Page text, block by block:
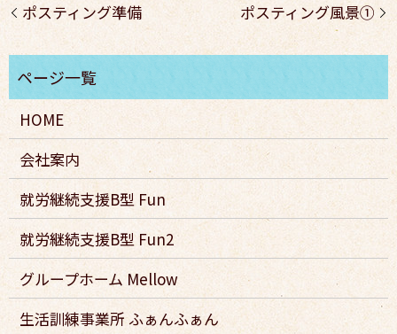
ポスティング準備 ポスティング風景①
HOME
会社案内
就労継続支援B型 Fun
就労継続支援B型 Fun2
グループホーム Mellow
生活訓練事業所 ふぁんふぁん